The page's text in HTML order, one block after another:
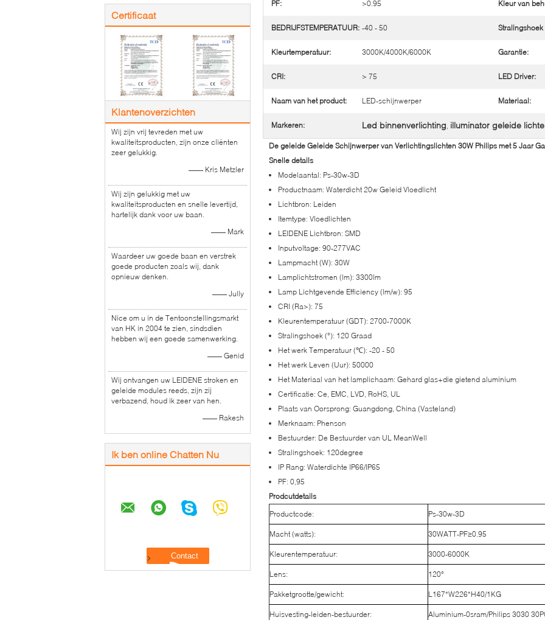
Certificaat
Klantenoverzichten
Wij zijn vrij tevreden met uw
kwaliteitsproducten, zijn onze cliënten
zeer gelukkig.
—— Kris Metzler
Wij zijn gelukkig met uw
kwaliteitsproducten en snelle levertijd,
hartelijk dank voor uw baan.
—— Mark
Waardeer uw goede baan en verstrek
goede producten zoals wij, dank
opnieuw denken.
—— Jully
Nice om u in de Tentoonstellingsmarkt
van HK in 2004 te zien, sindsdien
hebben wij een goede samenwerking.
—— Genid
Wij ontvangen uw LEIDENE stroken en
geleide modules reeds, zijn zij
verbazend, houd ik zeer van hen.
—— Rakesh
Ik ben online Chatten Nu
PF: >0.95 Kleur van
BEDRIJFSTEMPERATUUR: -40 - 50 Stralingshoek
Kleurtemperatuur: 3000K/4000K/6000K Garantie:
CRI: > 75 LED Driver:
Naam van het product: LED-schijnwerper Materiaal:
Markeren: Led binnenverlichting, illuminator geleide
De geleide Geleide Schijnwerper van Verlichtingslichten 30W Philips met 5 Jaar
Snelle details
Modelaantal: Ps-30w-3D
Productnaam: Waterdicht 20w Geleid Vloedlicht
Lichtbron: Leiden
Itemtype: Vloedlichten
LEIDENE Lichtbron: SMD
Inputvoltage: 90-277VAC
Lampmacht (W): 30W
Lamplichtstromen (lm): 3300lm
Lamp Lichtgevende Efficiency (lm/w): 95
CRI (Ra>): 75
Kleurentemperatuur (GDT): 2700-7000K
Stralingshoek (°): 120 Graad
Het werk Temperatuur (℃): -20 - 50
Het werk Leven (Uur): 50000
Het Materiaal van het lamplichaam: Gehard glas+die gietend aluminium
Certificatie: Ce, EMC, LVD, RoHS, UL
Plaats van Oorsprong: Guangdong, China (Vasteland)
Merknaam: Phenson
Bestuurder: De Bestuurder van UL MeanWell
Stralingshoek: 120degree
IP Rang: Waterdichte IP66/IP65
PF: 0,95
Prodcutdetails
Productcode:
Ps-30w-3D
Macht (watts): 30WATT-PF≥0.95
Kleurentemperatuur: 3000-6000K
Lens: 120°
Pakketgrootte/gewicht: L167*W226*H40/1KG
Huisvesting-leiden-bestuurder: Aluminium-0sram/Philips 3030